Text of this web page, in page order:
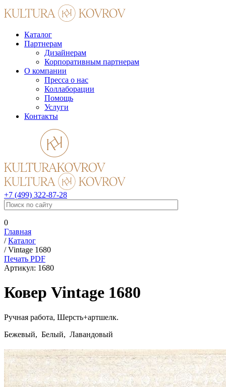
Каталог
Партнерам
Дизайнерам
Корпоративным партнерам
О компании
Пресса о нас
Коллаборации
Помощь
Услуги
Контакты
+7 (499) 322-87-28
0
Главная
/Каталог
/Vintage 1680
Печать PDF
Артикул: 1680
Ковер Vintage 1680
Ручная работа, Шерсть+артшелк.
Бежевый, Белый, Лавандовый